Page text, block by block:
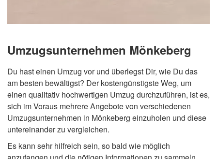
Umzugsunternehmen Mönkeberg
Du hast einen Umzug vor und überlegst Dir, wie Du das
am besten bewältigst? Der kostengünstigste Weg, um
einen qualitativ hochwertigen Umzug durchzuführen, ist es,
sich im Voraus mehrere Angebote von verschiedenen
Umzugsunternehmen in Mönkeberg einzuholen und diese
untereinander zu vergleichen.
Es kann sehr hilfreich sein, so bald wie möglich